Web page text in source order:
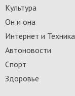
Культура
Он и она
Интернет и Техника
Автоновости
Спорт
Здоровье